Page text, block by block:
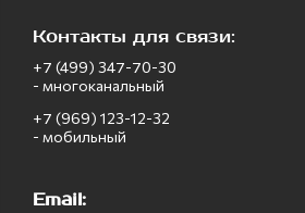
Контакты для связи:
+7 (499) 347-70-30
- многоканальный
+7 (969) 123-12-32
- мобильный
Email: